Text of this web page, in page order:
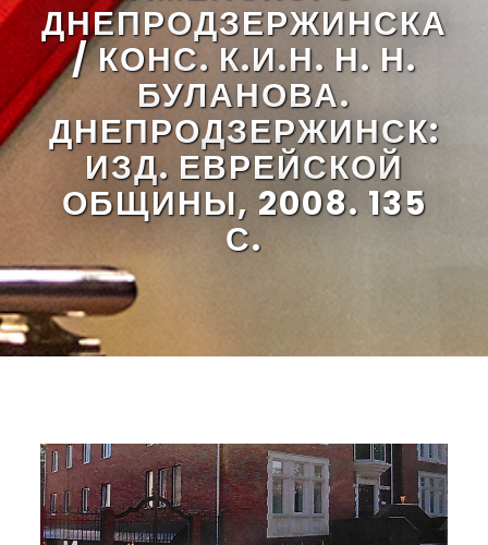
ДНЕПРОДЗЕРЖИНСКА
/ КОНС. К.И.Н. Н. Н.
БУЛАНОВА.
ДНЕПРОДЗЕРЖИНСК:
ИЗД. ЕВРЕЙСКОЙ
ОБЩИНЫ, 2008. 135
С.